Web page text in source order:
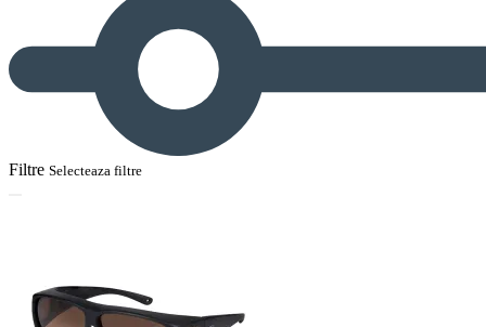
Filtre Selecteaza filtre